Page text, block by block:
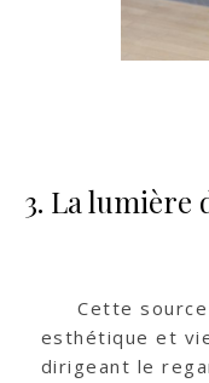
3. La lumière
Cette
esthétique et
dirigeant le